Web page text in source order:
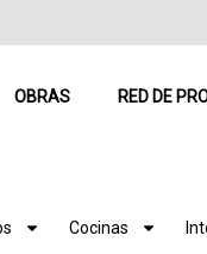
OBRAS RED DE
Cocinas